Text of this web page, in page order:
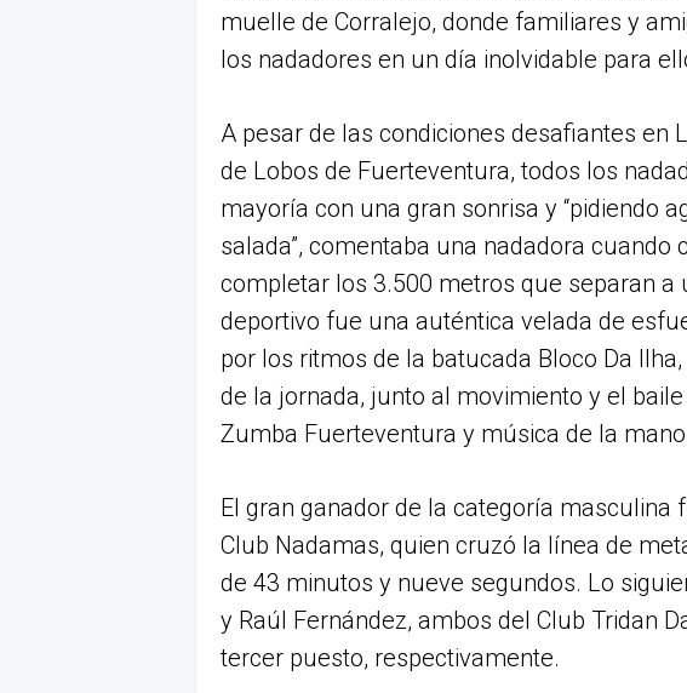
muelle de Corralejo, donde familiares y
los nadadores en un día inolvidable para
A pesar de las condiciones desafiantes en
de Lobos de Fuerteventura, todos los
mayoría con una gran sonrisa y “pidiendo
salada”, comentaba una nadadora
completar los 3.500 metros que separan a
deportivo fue una auténtica velada de
por los ritmos de la batucada Bloco Da
de la jornada, junto al movimiento y el
Zumba Fuerteventura y música de la
El gran ganador de la categoría masculina
Club Nadamas, quien cruzó la línea de
de 43 minutos y nueve segundos. Lo
y Raúl Fernández, ambos del Club Tridan
tercer puesto, respectivamente.